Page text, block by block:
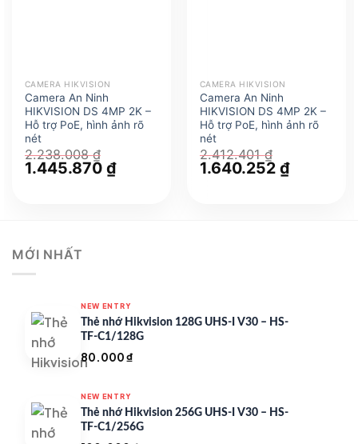
CAMERA HIKVISION
Camera An Ninh
HIKVISION DS 4MP 2K –
Hỗ trợ PoE, hình ảnh rõ
nét
2.238.008₫
Giá
1.445.870 ₫Giá
hiện
CAMERA HIKVISION
Camera An Ninh
HIKVISION DS 4MP 2K –
Hỗ trợ PoE, hình ảnh rõ
nét
2.412.401₫
Giá
gốc
1.640.252 ₫Giá
hiện
MỚI NHẤT
NEW ENTRY
Thẻ nhớ Hikvision 128G UHS-I V30 – HS-
TF-C1/128G
80.000₫
NEW ENTRY
Thẻ nhớ Hikvision 256G UHS-I V30 – HS-
TF-C1/256G